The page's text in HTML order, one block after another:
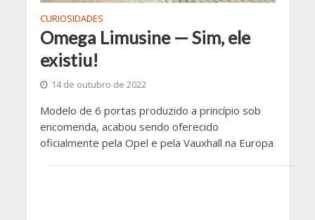
CURIOSIDADES
Omega Limusine — Sim, ele
existiu!
14 de outubro de 2022
Modelo de 6 portas produzido a princípio sob
encomenda, acabou sendo oferecido
oficialmente pela Opel e pela Vauxhall na Europa